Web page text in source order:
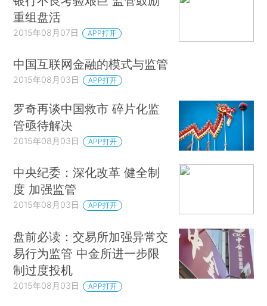
重组盘活
2015年08月07日 APP打开
中国互联网金融的模式与监管
2015年08月03日 APP打开
罗奇再谈中国救市 碎片化监
管亟待解决
2015年08月03日 APP打开
中央纪委：深化改革 健全制
度 加强监管
2015年08月03日 APP打开
盘前必读：交易所加强异常交
易行为监管 中金所进一步限
制过度投机
2015年08月03日 APP打开